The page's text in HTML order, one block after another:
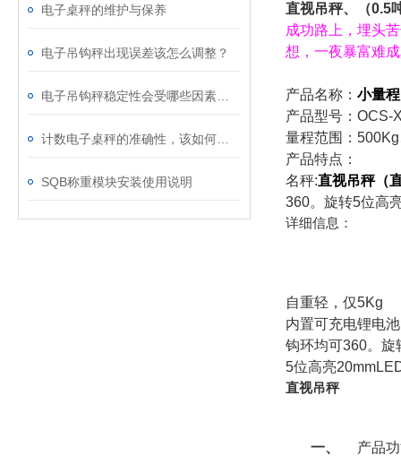
电子桌秤的维护与保养
电子吊钩秤出现误差该怎么调整？
SQB称重模块安装使用说明
直视吊秤、（0.5
成功路上，埋头
想，一夜暴富难
产品名称： 小量
产品型号：
量程范围：
产品特点：
名秤:直视吊秤（
360。旋转5位高
详细信息：
自重轻，仅5Kg
内置可充电锂电
钩环均可360。旋
5位高亮
直视吊秤
一、 产品